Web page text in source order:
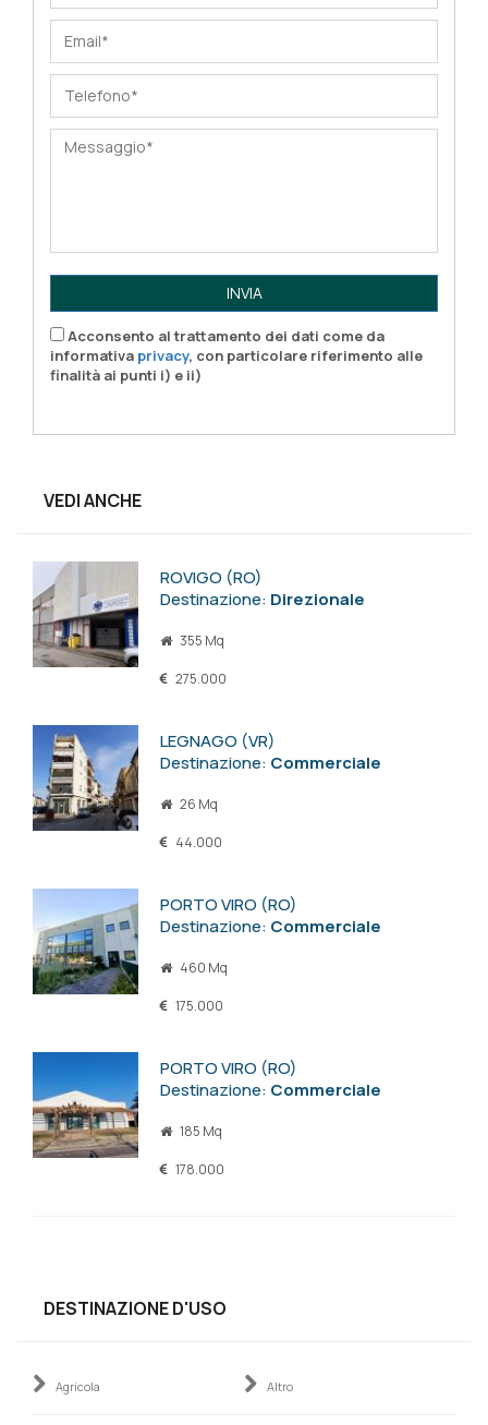
INVIA
Acconsento al trattamento dei dati come da
informativa privacy, con particolare riferimento alle
finalità ai punti i) e ii)
VEDI ANCHE
ROVIGO (RO)
Destinazione: Direzionale
355 Mq
275.000
LEGNAGO (VR)
Destinazione: Commerciale
26 Mq
44.000
PORTO VIRO (RO)
Destinazione: Commerciale
460 Mq
175.000
PORTO VIRO (RO)
Destinazione: Commerciale
185 Mq
178.000
DESTINAZIONE D'USO
Agricola Altro